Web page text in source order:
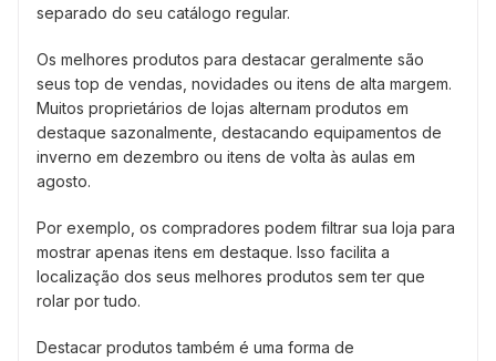
separado do seu catálogo regular.
Os melhores produtos para destacar geralmente são
seus top de vendas, novidades ou itens de alta margem.
Muitos proprietários de lojas alternam produtos em
destaque sazonalmente, destacando equipamentos de
inverno em dezembro ou itens de volta às aulas em
agosto.
Por exemplo, os compradores podem filtrar sua loja para
mostrar apenas itens em destaque. Isso facilita a
localização dos seus melhores produtos sem ter que
rolar por tudo.
Destacar produtos também é uma forma de